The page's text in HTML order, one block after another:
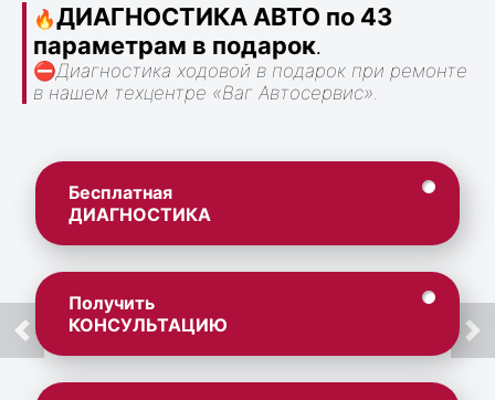
🔥ДИАГНОСТИКА АВТО по 43
параметрам в подарок.
⛔Диагностика ходовой в подарок при ремонте
в нашем техцентре «Ваг Автосервис».
Бесплатная
ДИАГНОСТИКА
Получить
КОНСУЛЬТАЦИЮ